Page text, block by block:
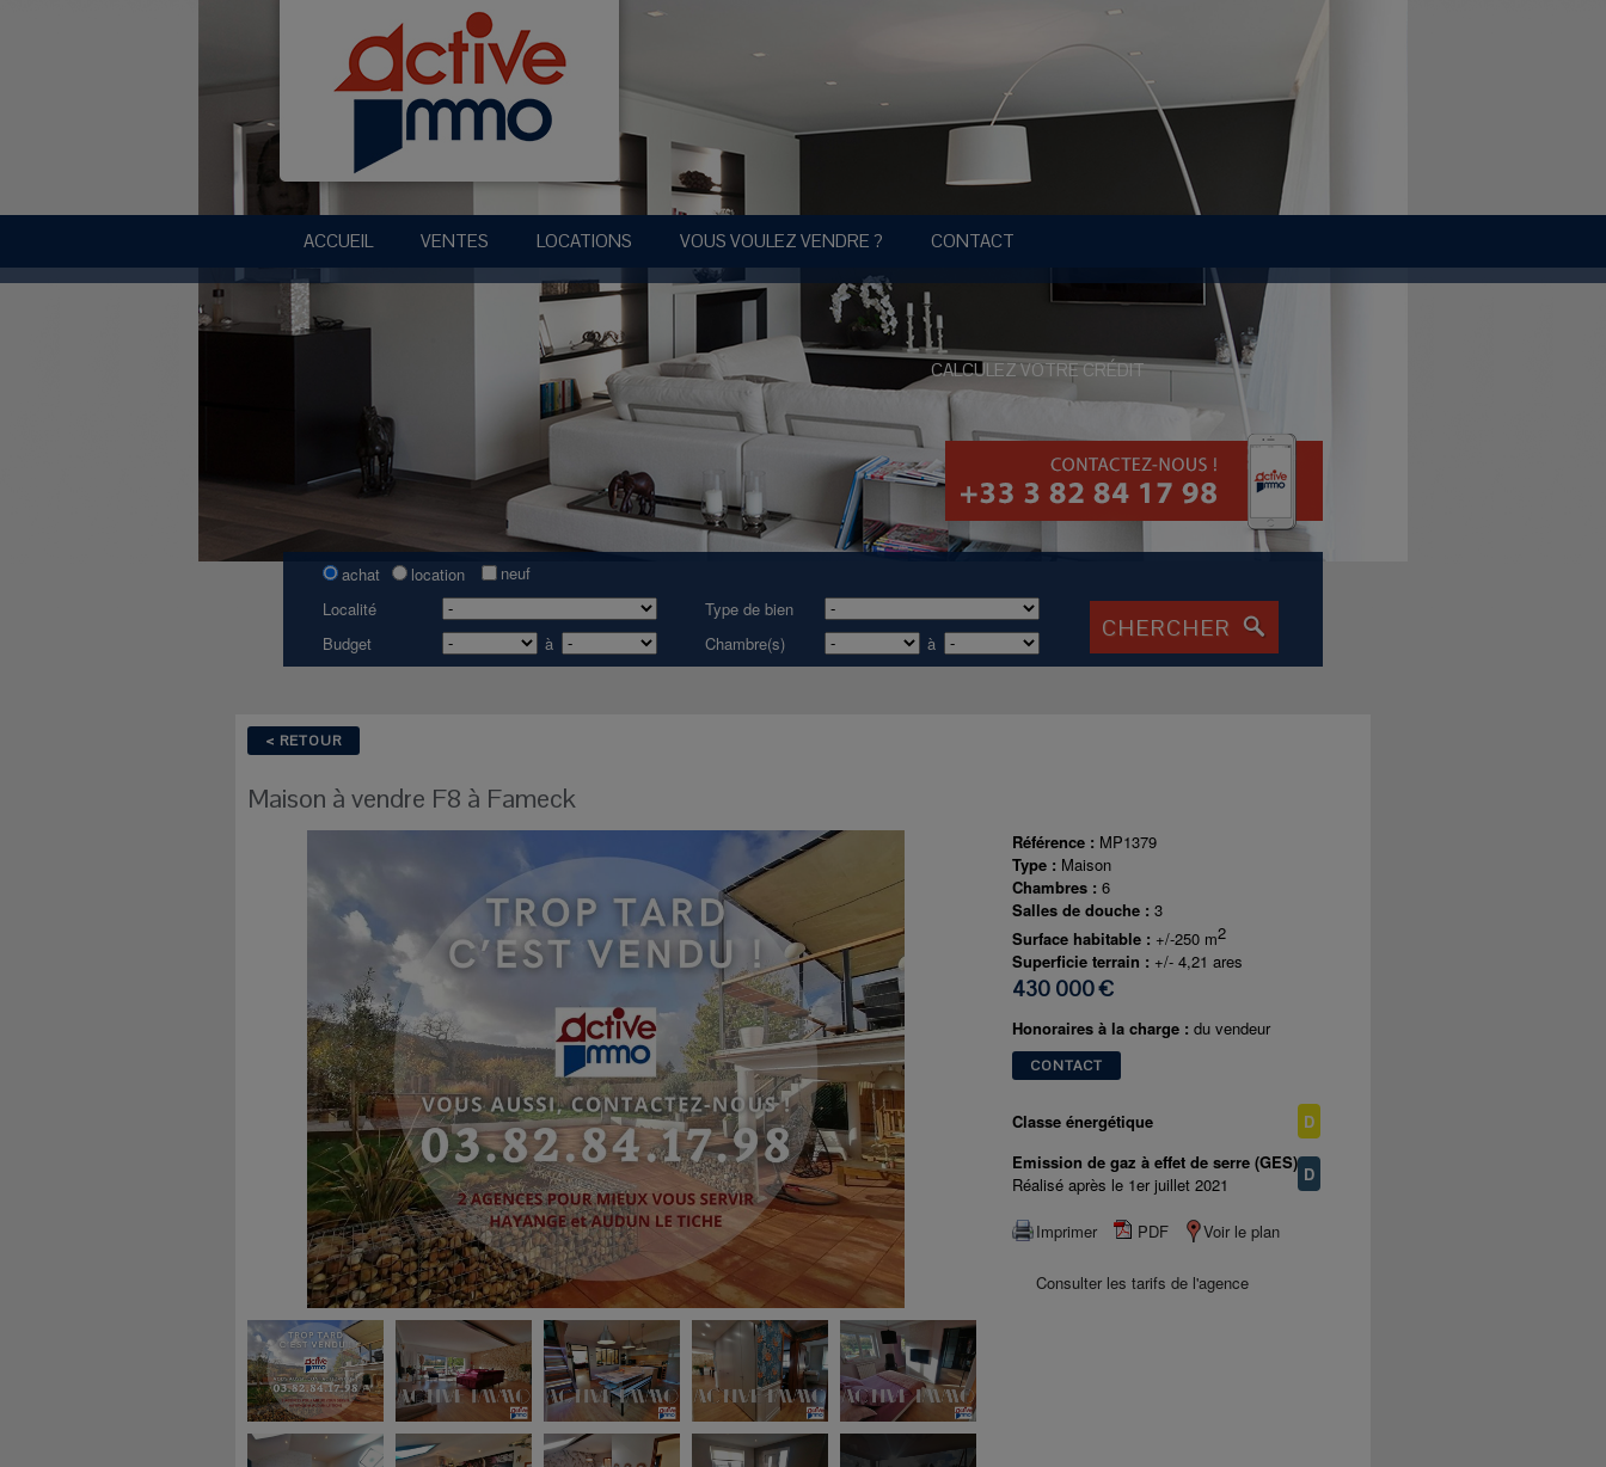
ACCUEIL VENTES LOCATIONS VOUS VOULEZ VENDRE ? CONTACT
CALCULEZ VOTRE CRÉDIT
achat location
neuf
Localité
Type de bien
Budget
à Chambre(s) à
< RETOUR
Maison à vendre F8 à Fameck
Référence : MP1379
Type : Maison
Chambres : 6
Salles de douche : 3
Surface habitable : +/-250 m2
Superficie terrain : +/- 4,21 ares
430 000 €
Honoraires à la charge : du vendeur
CONTACT
Classe énergétique
D
Emission de gaz à effet de serre (GES)
Réalisé après le 1er juillet 2021
D
Imprimer PDF Voir le plan
Consulter les tarifs de l'agence